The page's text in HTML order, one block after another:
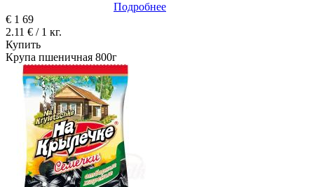
Подробнее
€ 1 69
2.11 € / 1 кг.
Купить
Крупа пшеничная 800г